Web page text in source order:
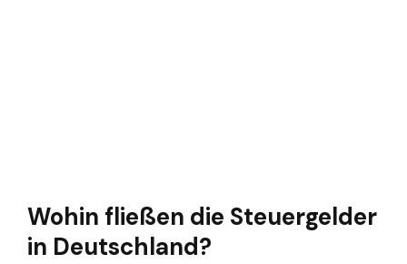
Wohin fließen die Steuergelder
in Deutschland?